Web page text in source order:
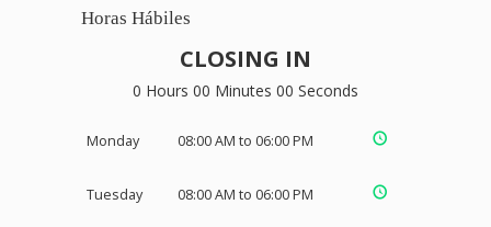
Horas Hábiles
CLOSING IN
0 Hours 00 Minutes 00 Seconds
Monday 08:00 AM to 06:00 PM
Tuesday 08:00 AM to 06:00 PM